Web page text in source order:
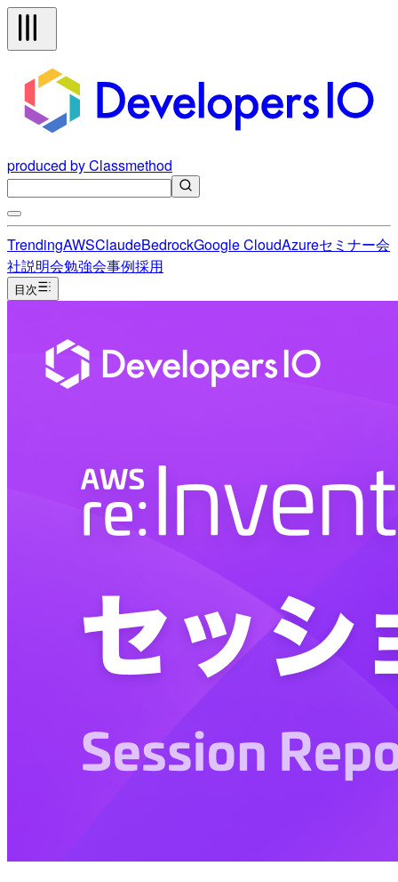
produced by Classmethod
TrendingAWSClaudeBedrockGoogle CloudAzureセミナー会
社説明会勉強会事例採用
目次